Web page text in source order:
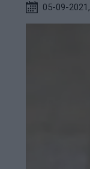
05-09-2021 ,